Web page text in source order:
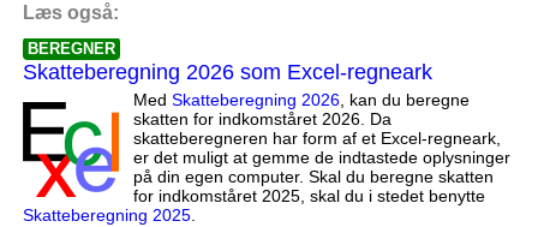
Læs også:
BEREGNER
Skatteberegning 2026 som Excel-regneark
Med Skatteberegning 2026, kan du beregne
skatten for indkomståret 2026. Da
skatteberegneren har form af et Excel-regneark,
er det muligt at gemme de indtastede oplysninger
på din egen computer. Skal du beregne skatten
for indkomståret 2025, skal du i stedet benytte
Skatteberegning 2025.